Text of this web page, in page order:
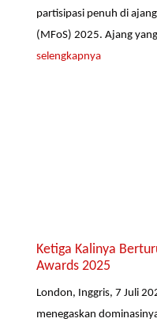
partisipasi penuh di
(MFoS) 2025. Ajang
selengkapnya
Ketiga Kalinya
Awards 2025
London, Inggris, 7 Juli
menegaskan